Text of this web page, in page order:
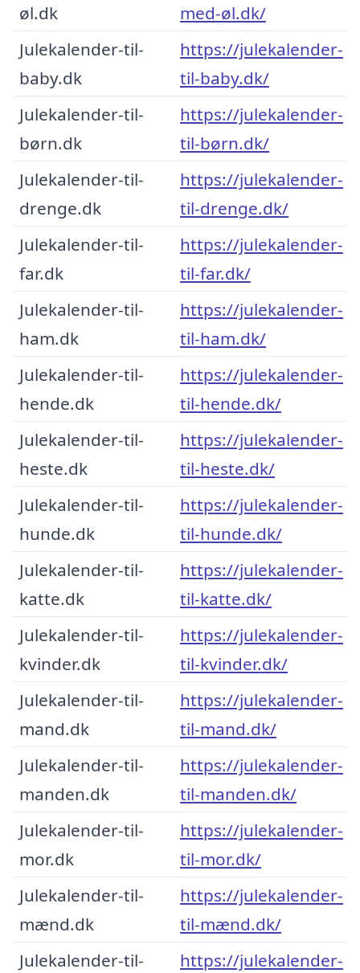
øl.dk
med-øl.dk/
Julekalender-til-
baby.dk
https://julekalender-
til-baby.dk/
Julekalender-til-
børn.dk
https://julekalender-
til-børn.dk/
Julekalender-til-
drenge.dk
https://julekalender-
til-drenge.dk/
Julekalender-til-
far.dk
https://julekalender-
til-far.dk/
Julekalender-til-
ham.dk
https://julekalender-
til-ham.dk/
Julekalender-til-
hende.dk
https://julekalender-
til-hende.dk/
Julekalender-til-
heste.dk
https://julekalender-
til-heste.dk/
Julekalender-til-
hunde.dk
https://julekalender-
til-hunde.dk/
Julekalender-til-
katte.dk
https://julekalender-
til-katte.dk/
Julekalender-til-
kvinder.dk
https://julekalender-
til-kvinder.dk/
Julekalender-til-
mand.dk
https://julekalender-
til-mand.dk/
Julekalender-til-
manden.dk
https://julekalender-
til-manden.dk/
Julekalender-til-
mor.dk
https://julekalender-
til-mor.dk/
Julekalender-til-
mænd.dk
https://julekalender-
til-mænd.dk/
Julekalender-til-
https://julekalender-